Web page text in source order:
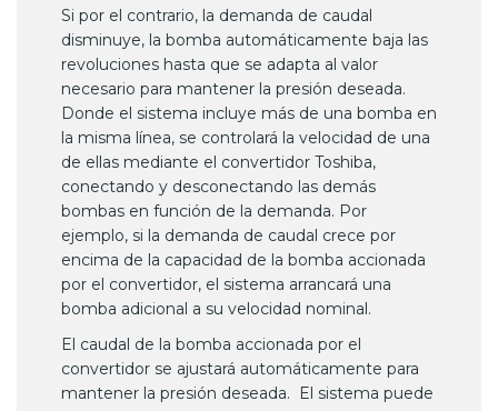
Si por el contrario, la demanda de caudal
disminuye, la bomba automáticamente baja las
revoluciones hasta que se adapta al valor
necesario para mantener la presión deseada.
Donde el sistema incluye más de una bomba en
la misma línea, se controlará la velocidad de una
de ellas mediante el convertidor Toshiba,
conectando y desconectando las demás
bombas en función de la demanda. Por
ejemplo, si la demanda de caudal crece por
encima de la capacidad de la bomba accionada
por el convertidor, el sistema arrancará una
bomba adicional a su velocidad nominal.
El caudal de la bomba accionada por el
convertidor se ajustará automáticamente para
mantener la presión deseada. El sistema puede